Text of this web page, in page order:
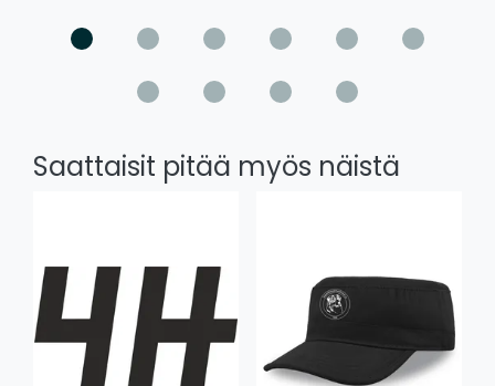
Saattaisit pitää myös näistä